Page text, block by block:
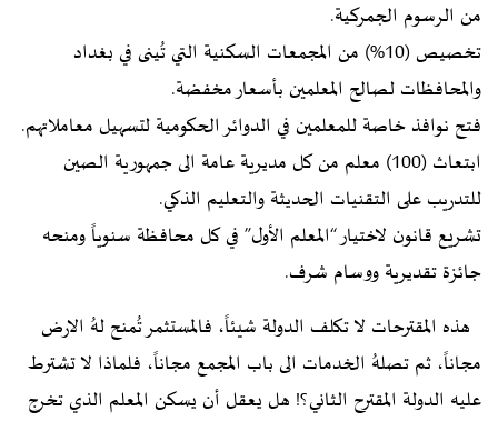
من الرسوم الجمركية.
تخصيص (10%) من المجمعات السكنية التي تُينى في بغداد
والمحافظات لصالح المعلمين بأسعار مخفضة.
فتح نوافذ خاصة للمعلمين في الدوائر الحكومية لتسهيل معاملاتهم.
ابتعاث (100) معلم من كل مديرية عامة الى جمهورية الصين
للتدريب على التقنيات الحديثة والتعليم الذكي.
تشريع قانون لاختيار “المعلم الأول” في كل محافظة سنوياً ومنحه
جائزة تقديرية ووسام شرف.
هذه المقترحات لا تكلف الدولة شيئاً، فالمستثمر تُمنح لهُ الارض
مجاناً، ثم تصلهُ الخدمات الى باب المجمع مجاناً، فلماذا لا تشترط
عليه الدولة المقترح الثاني؟! هل يعقل أن يسكن المعلم الذي تخرج